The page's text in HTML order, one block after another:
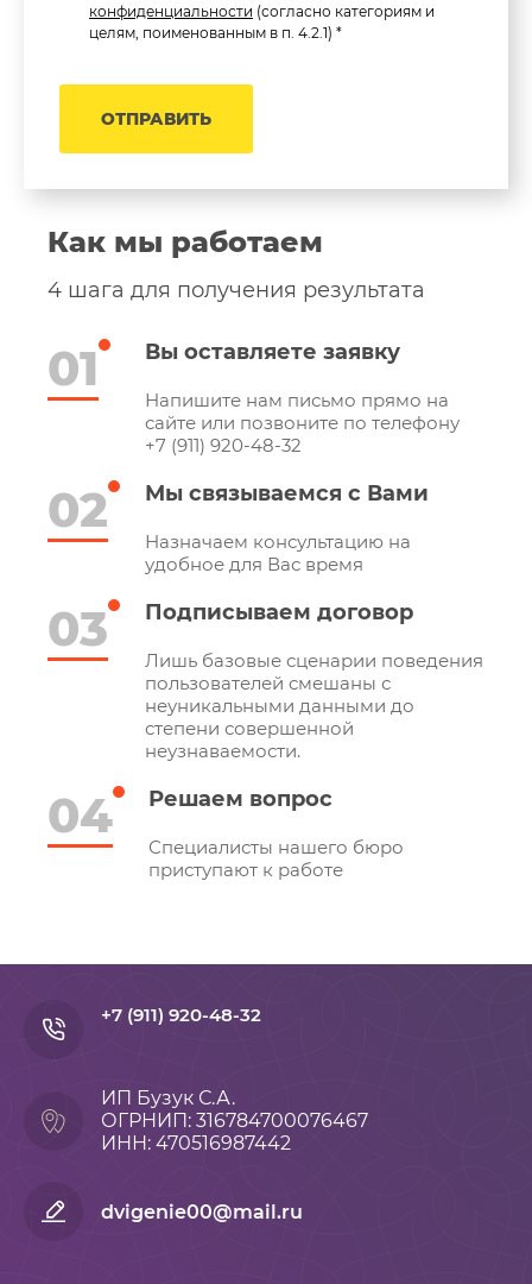
конфиденциальности (согласно категориям и
целям, поименованным в п. 4.2.1) *
ОТПРАВИТЬ
Как мы работаем
4 шага для получения результата
01 Вы оставляете заявку
Напишите нам письмо прямо на
сайте или позвоните по телефону
+7 (911) 920-48-32
02 Мы связываемся с Вами
Назначаем консультацию на
удобное для Вас время
03 Подписываем договор
Лишь базовые сценарии поведения
пользователей смешаны с
неуникальными данными до
степени совершенной
неузнаваемости.
04 Решаем вопрос
Специалисты нашего бюро
приступают к работе
dvigenie00@mail.ru
ИП Бузук С.А.
ОГРНИП: 316784700076467
ИНН: 470516987442
+7 (911) 920-48-32